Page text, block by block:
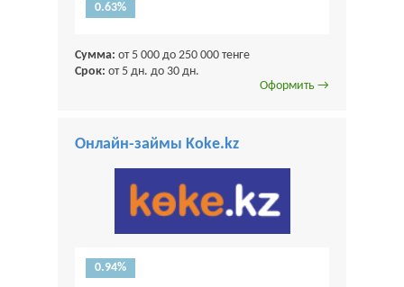
0.63%
Сумма: от 5 000 до 250 000 тенге
Срок: от 5 дн. до 30 дн.
Оформить →
Онлайн-займы Koke.kz
0.94%